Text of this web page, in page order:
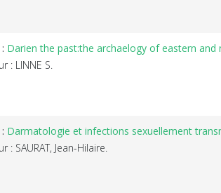
Darien the past:the archaelogy of eastern
: LINNE S.
Darmatologie et infections sexuellement
: SAURAT, Jean-Hilaire.